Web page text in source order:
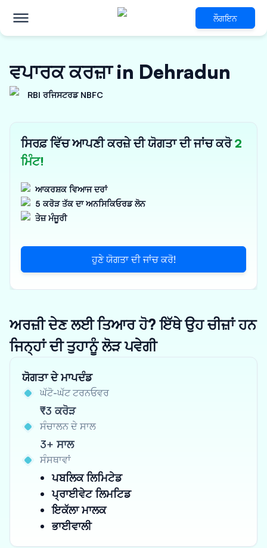
ਲੌਗਇਨ
ਵਪਾਰਕ ਕਰਜ਼ਾ in Dehradun
RBI ਰਜਿਸਟਰਡ NBFC
ਸਿਰਫ਼ ਵਿੱਚ ਆਪਣੀ ਕਰਜ਼ੇ ਦੀ ਯੋਗਤਾ ਦੀ ਜਾਂਚ ਕਰੋ2
ਮਿੰਟ!
ਆਕਰਸ਼ਕ ਵਿਆਜ ਦਰਾਂ
5 ਕਰੋੜ ਤੱਕ ਦਾ ਅਨਸਿਕਿਓਰਡ ਲੋਨ
ਤੇਜ਼ ਮੰਜੂਰੀ
ਹੁਣੇ ਯੋਗਤਾ ਦੀ ਜਾਂਚ ਕਰੋ!
ਅਰਜ਼ੀ ਦੇਣ ਲਈ ਤਿਆਰ ਹੋ? ਇੱਥੇ ਉਹ ਚੀਜ਼ਾਂ ਹਨ
ਜਿਨ੍ਹਾਂ ਦੀ ਤੁਹਾਨੂੰ ਲੋੜ ਪਵੇਗੀ
ਯੋਗਤਾ ਦੇ ਮਾਪਦੰਡ
ਘੱਟੋ-ਘੱਟ ਟਰਨਓਵਰ
₹3 ਕਰੋੜ
ਸੰਚਾਲਨ ਦੇ ਸਾਲ
3+ ਸਾਲ
ਸੰਸਥਾਵਾਂ
ਪਬਲਿਕ ਲਿਮਿਟੇਡ
ਪ੍ਰਾਈਵੇਟ ਲਿਮਟਿਡ
ਇਕੱਲਾ ਮਾਲਕ
ਭਾਈਵਾਲੀ